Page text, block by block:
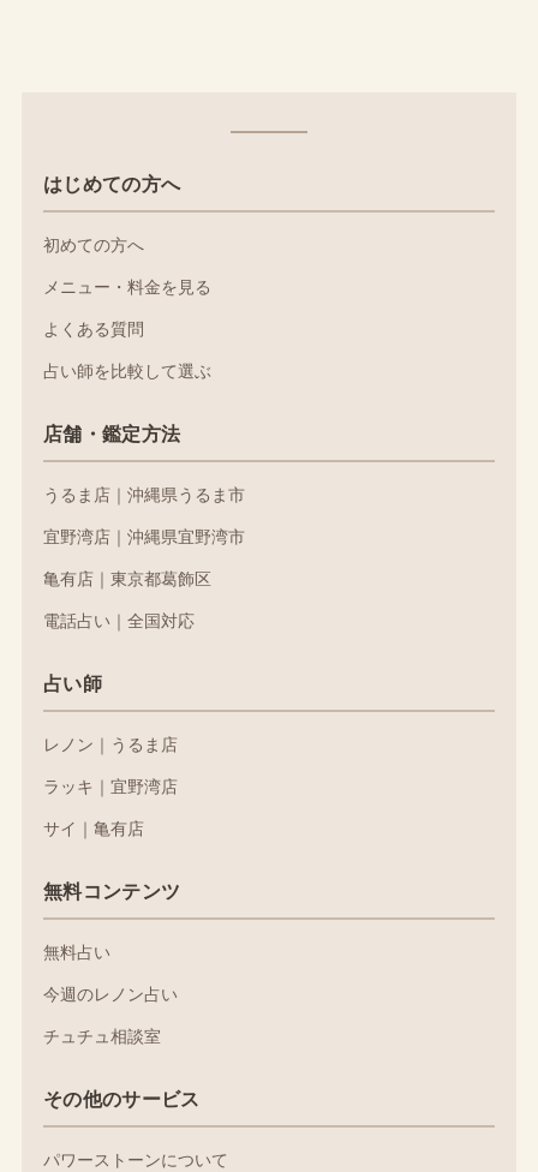
はじめての方へ
初めての方へ
メニュー・料金を見る
よくある質問
占い師を比較して選ぶ
店舗・鑑定方法
うるま店｜沖縄県うるま市
宜野湾店｜沖縄県宜野湾市
亀有店｜東京都葛飾区
電話占い｜全国対応
占い師
レノン｜うるま店
ラッキ｜宜野湾店
サイ｜亀有店
無料コンテンツ
無料占い
今週のレノン占い
チュチュ相談室
その他のサービス
パワーストーンについて